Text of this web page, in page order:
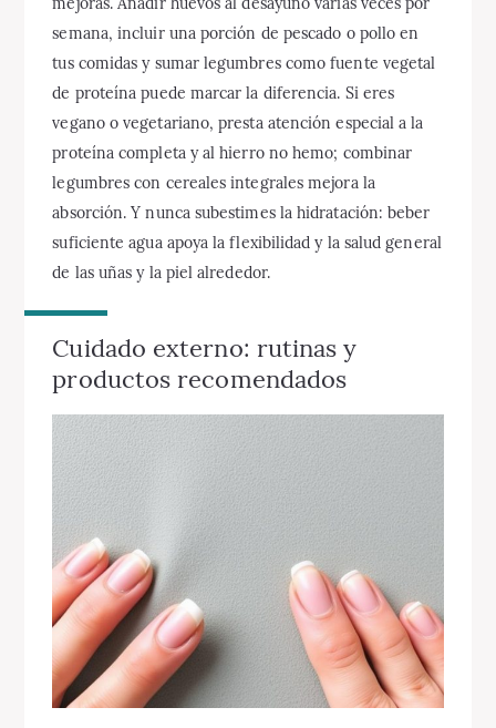
semana, incluir una porción de pescado o pollo en
tus comidas y sumar legumbres como fuente vegetal
de proteína puede marcar la diferencia. Si eres
vegano o vegetariano, presta atención especial a la
proteína completa y al hierro no hemo; combinar
legumbres con cereales integrales mejora la
absorción. Y nunca subestimes la hidratación: beber
suficiente agua apoya la flexibilidad y la salud general
de las uñas y la piel alrededor.
Cuidado externo: rutinas y
productos recomendados